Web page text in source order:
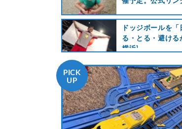
ドッジボールを
る・とる・避け
横浜]
PICK
UP